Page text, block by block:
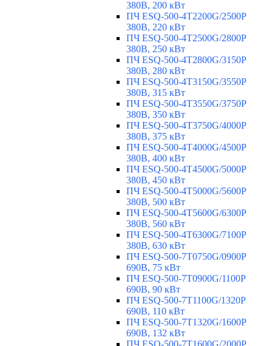
380В, 200 кВт
ПЧ ESQ-500-4T2200G/2500P
380В, 220 кВт
ПЧ ESQ-500-4T2500G/2800P
380В, 250 кВт
ПЧ ESQ-500-4T2800G/3150P
380В, 280 кВт
ПЧ ESQ-500-4T3150G/3550P
380В, 315 кВт
ПЧ ESQ-500-4T3550G/3750P
380В, 350 кВт
ПЧ ESQ-500-4T3750G/4000P
380В, 375 кВт
ПЧ ESQ-500-4T4000G/4500P
380В, 400 кВт
ПЧ ESQ-500-4T4500G/5000P
380В, 450 кВт
ПЧ ESQ-500-4T5000G/5600P
380В, 500 кВт
ПЧ ESQ-500-4T5600G/6300P
380В, 560 кВт
ПЧ ESQ-500-4T6300G/7100P
380В, 630 кВт
ПЧ ESQ-500-7T0750G/0900P
690В, 75 кВт
ПЧ ESQ-500-7T0900G/1100P
690В, 90 кВт
ПЧ ESQ-500-7T1100G/1320P
690В, 110 кВт
ПЧ ESQ-500-7T1320G/1600P
690В, 132 кВт